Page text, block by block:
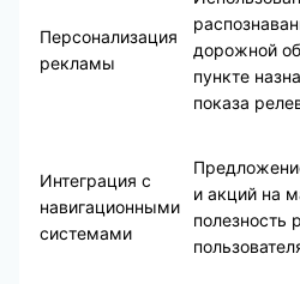
Персонализация
рекламы
дорожной
пункте
показа
Интеграция с
навигационными
системами
и акций на
полезность